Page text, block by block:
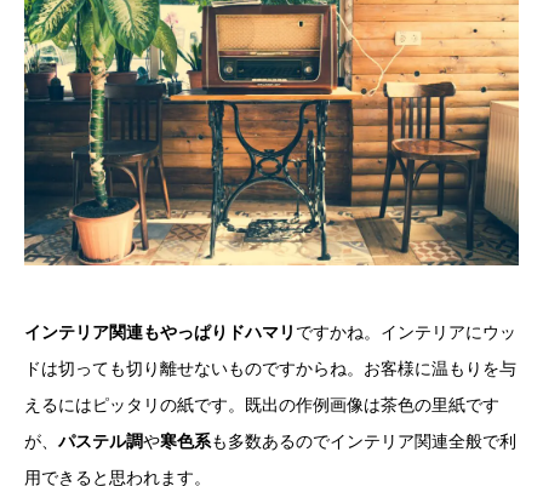
インテリア関連もやっぱりドハマリ ですかね。インテリアにウッ
ドは切っても切り離せないものですからね。お客様に温もりを与
えるにはピッタリの紙です。既出の作例画像は茶色の里紙です
が、 パステル調や寒色系も多数あるのでインテリア関連全般で利
用できると思われます。